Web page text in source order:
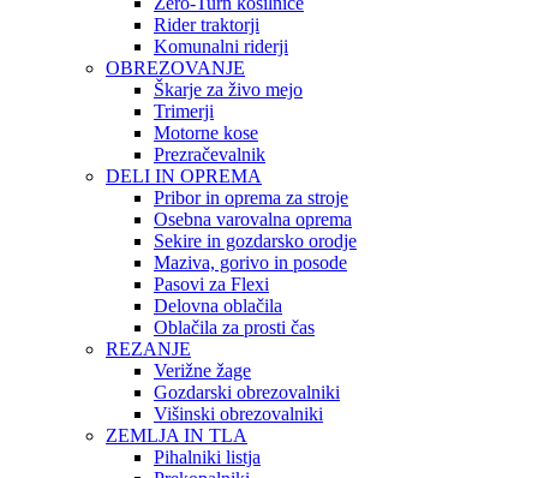
Rider traktorji
Komunalni riderji
OBREZOVANJE
Škarje za živo mejo
Trimerji
Motorne kose
Prezračevalnik
DELI IN OPREMA
Pribor in oprema za stroje
Osebna varovalna oprema
Sekire in gozdarsko orodje
Maziva, gorivo in posode
Pasovi za Flexi
Delovna oblačila
Oblačila za prosti čas
REZANJE
Verižne žage
Gozdarski obrezovalniki
Višinski obrezovalniki
ZEMLJA IN TLA
Pihalniki listja